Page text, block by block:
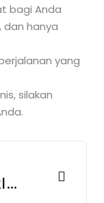
bagi Anda
dan hanya
yang
silakan